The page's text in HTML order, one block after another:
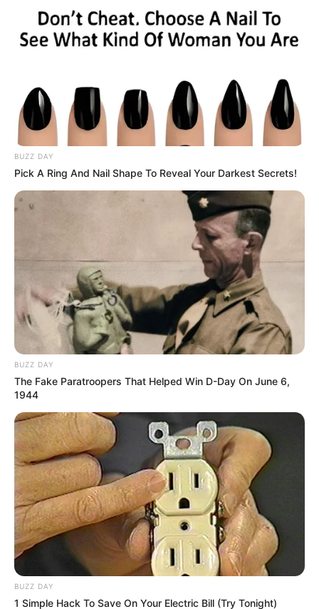
BUZZ DAY
Pick A Ring And Nail Shape To Reveal Your Darkest Secrets!
BUZZ DAY
The Fake Paratroopers That Helped Win D-Day On June 6,
1944
BUZZ DAY
1 Simple Hack To Save On Your Electric Bill (Try Tonight)